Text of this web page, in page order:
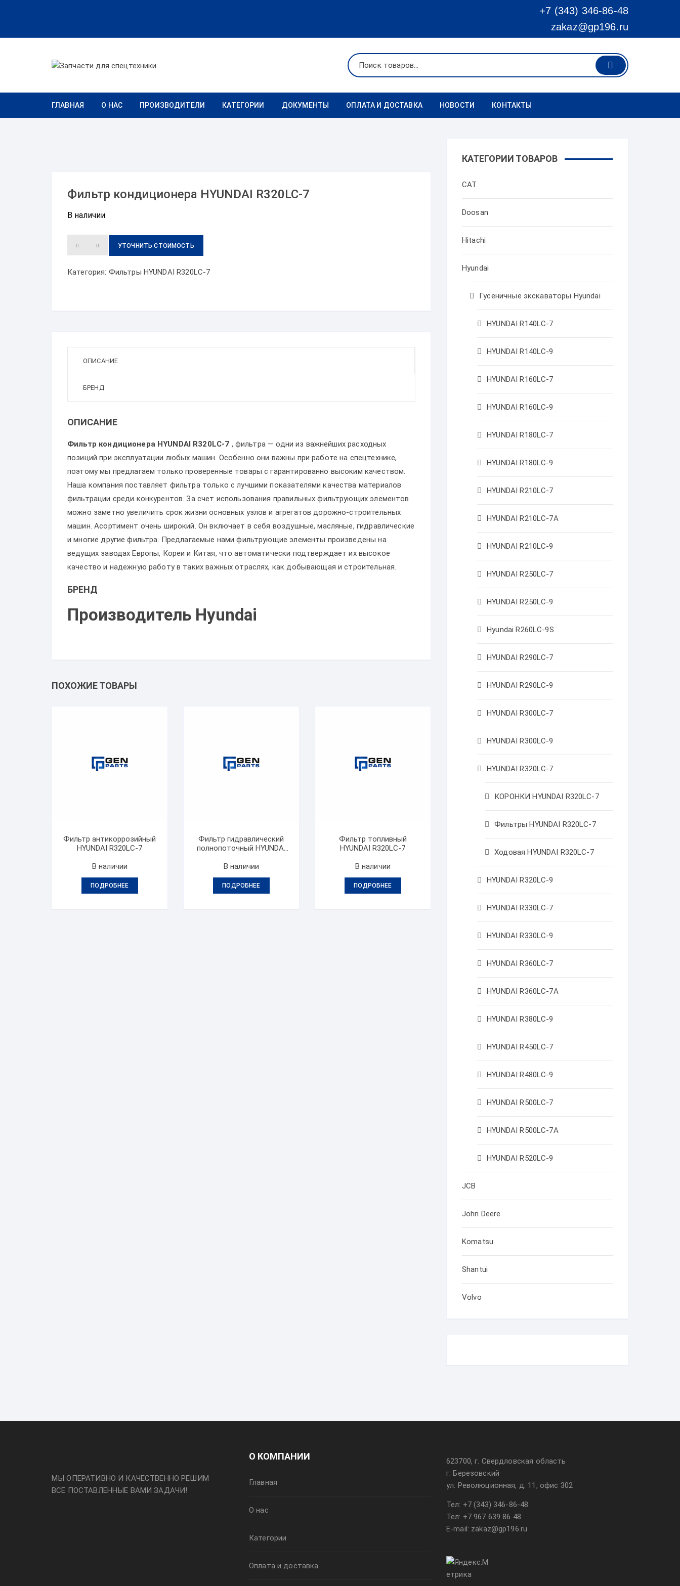
+7 (343) 346-86-48
zakaz@gp196.ru
ГЛАВНАЯ О НАС ПРОИЗВОДИТЕЛИ КАТЕГОРИИ ДОКУМЕНТЫ ОПЛАТА И ДОСТАВКА НОВОСТИ КОНТАКТЫ
Фильтр кондиционера HYUNDAI R320LC-7
В наличии
УТОЧНИТЬ СТОИМОСТЬ
Категория: Фильтры HYUNDAI R320LC-7
ОПИСАНИЕ
БРЕНД
ОПИСАНИЕ
Фильтр кондиционера HYUNDAI R320LC-7 , фильтра — одни из важнейших расходных
позиций при эксплуатации любых машин. Особенно они важны при работе на спецтехнике,
поэтому мы предлагаем только проверенные товары с гарантированно высоким качеством.
Наша компания поставляет фильтра только с лучшими показателями качества материалов
фильтрации среди конкурентов. За счет использования правильных фильтрующих элементов
можно заметно увеличить срок жизни основных узлов и агрегатов дорожно-строительных
машин. Асортимент очень широкий. Он включает в себя воздушные, масляные, гидравлические
и многие другие фильтра. Предлагаемые нами фильтрующие элементы произведены на
ведущих заводах Европы, Кореи и Китая, что автоматически подтверждает их высокое
качество и надежную работу в таких важных отраслях, как добывающая и строительная.
БРЕНД
Производитель Hyundai
ПОХОЖИЕ ТОВАРЫ
Фильтр антикоррозийный
HYUNDAI R320LC-7
В наличии
ПОДРОБНЕЕ
Фильтр гидравлический
полнопоточный HYUNDAI
В наличии
ПОДРОБНЕЕ
Фильтр топливный
HYUNDAI R320LC-7
В наличии
ПОДРОБНЕЕ
КАТЕГОРИИ ТОВАРОВ
CAT
Doosan
Hitachi
Hyundai
Гусеничные экскаваторы Hyundai
HYUNDAI R140LC-7
HYUNDAI R140LC-9
HYUNDAI R160LC-7
HYUNDAI R160LC-9
HYUNDAI R180LC-7
HYUNDAI R180LC-9
HYUNDAI R210LC-7
HYUNDAI R210LC-7A
HYUNDAI R210LC-9
HYUNDAI R250LC-7
HYUNDAI R250LC-9
Hyundai R260LC-9S
HYUNDAI R290LC-7
HYUNDAI R290LC-9
HYUNDAI R300LC-7
HYUNDAI R300LC-9
HYUNDAI R320LC-7
КОРОНКИ HYUNDAI R320LC-7
Фильтры HYUNDAI R320LC-7
Ходовая HYUNDAI R320LC-7
HYUNDAI R320LC-9
HYUNDAI R330LC-7
HYUNDAI R330LC-9
HYUNDAI R360LC-7
HYUNDAI R360LC-7A
HYUNDAI R380LC-9
HYUNDAI R450LC-7
HYUNDAI R480LC-9
HYUNDAI R500LC-7
HYUNDAI R500LC-7A
HYUNDAI R520LC-9
JCB
John Deere
Komatsu
Shantui
Volvo
МЫ ОПЕРАТИВНО И КАЧЕСТВЕННО РЕШИМ
ВСЕ ПОСТАВЛЕННЫЕ ВАМИ ЗАДАЧИ!
О КОМПАНИИ
Главная
О нас
Категории
Оплата и доставка
623700, г. Свердловская область
г. Березовский
ул. Революционная, д. 11, офис 302
Тел: +7 (343) 346-86-48
Тел: +7 967 639 86 48
E-mail: zakaz@gp196.ru